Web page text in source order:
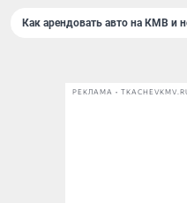
Как арендовать авто на КМВ и
РЕКЛАМА •